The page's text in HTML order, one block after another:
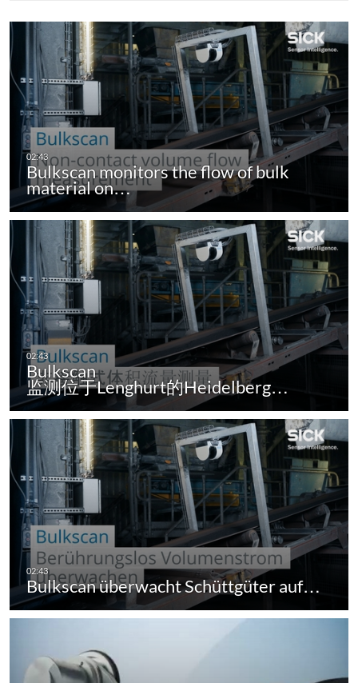
Bulkscan monitors the flow of bulk
material on…
Bulkscan
监测位于Lenghurt的Heidelberg…
Bulkscan überwacht Schüttgüter auf…